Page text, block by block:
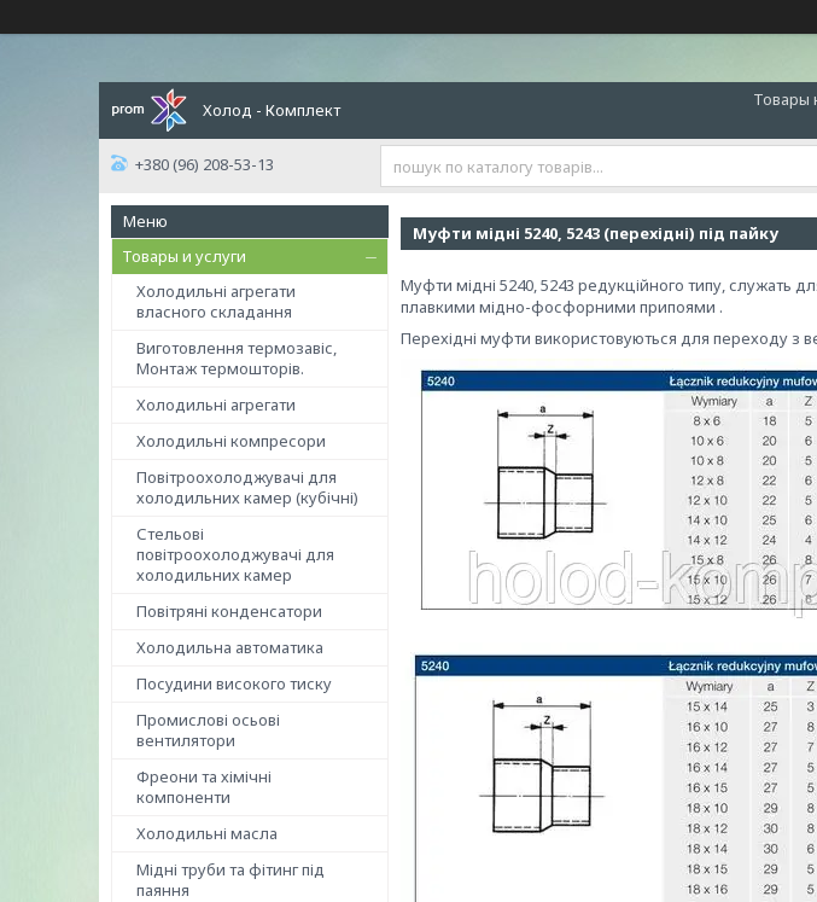
Холод - Комплект Товары
+380 (96) 208-53-13
Товары и услуги
Холодильні агрегати
власного складання
Виготовлення термозавіс,
Монтаж термошторів.
Холодильні агрегати
Холодильні компресори
Повітроохолоджувачі для
холодильних камер (кубічні)
Стельові
повітроохолоджувачі для
холодильних камер
Повітряні конденсатори
Холодильна автоматика
Посудини високого тиску
Промислові осьові
вентилятори
Фреони та хімічні
компоненти
Холодильні масла
Мідні труби та фітинг під
паяння
Муфти мідні 5240, 5243 (перехідні) під пайку
Муфти мідні 5240, 5243 редукційного типу, служать
плавкими мідно-фосфорними припоями .
Перехідні муфти використовуються для переходу з